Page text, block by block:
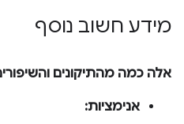
מידע חשוב נוסף
אלה כמה מהתיקונים
אנימציות: